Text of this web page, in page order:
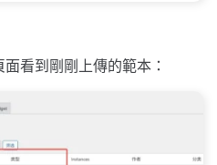
看到剛剛上傳的範本：